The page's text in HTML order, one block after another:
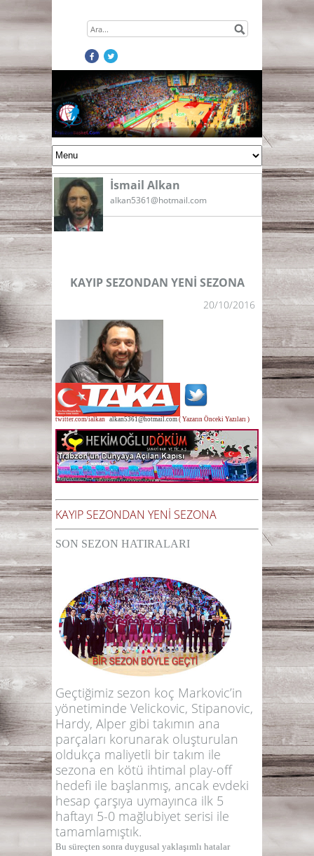
İsmail Alkan
alkan5361@hotmail.com
KAYIP SEZONDAN YENİ SEZONA
20/10/2016
twitter.com/ialkan alkan5361@hotmail.com ( Yazarın Önceki Yazıları )
KAYIP SEZONDAN YENİ SEZONA
SON SEZON HATIRALARI
Geçtiğimiz sezon koç Markovic’in
yönetiminde Velickovic, Stipanovic,
Hardy, Alper gibi takımın ana
parçaları korunarak oluşturulan
oldukça maliyetli bir takım ile
sezona en kötü ihtimal play-off
hedefi ile başlanmış, ancak evdeki
hesap çarşıya uymayınca ilk 5
haftayı 5-0 mağlubiyet serisi ile
tamamlamıştık.
Bu süreçten sonra duygusal yaklaşımlı hatalar